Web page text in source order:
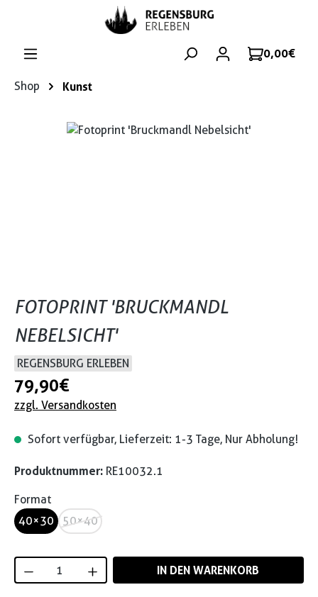
Zum Hauptinhalt springen
0,00 €
Shop Kunst
Bildergalerie überspringen
FOTOPRINT 'BRUCKMANDL
NEBELSICHT'
REGENSBURG ERLEBEN
79,90 €
zzgl. Versandkosten
Sofort verfügbar, Lieferzeit: 1-3 Tage, Nur Abholung!
Produktnummer: RE10032.1
Format
40×30
50×40
Produkt Anzahl: Gib den gewünschten
IN DEN WARENKORB